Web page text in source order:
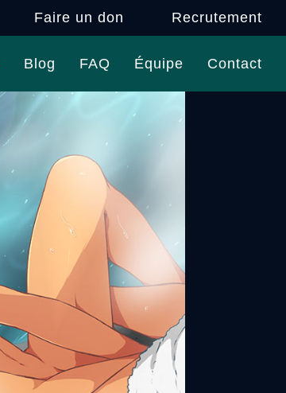
Faire un don Recrutement
Blog FAQ Équipe Contact